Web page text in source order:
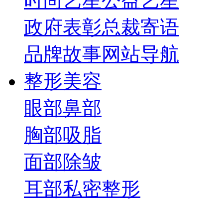
政府表彰总裁寄语
品牌故事网站导航
整形美容
眼部鼻部
胸部吸脂
面部除皱
耳部私密整形